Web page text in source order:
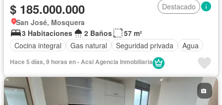
$ 185.000.000
Destacado
San José, Mosquera
3 Habitaciones
2 Baños
57 m²
Cocina integral
Gas natural Seguridad privada Agua
Hace 5 días, 9 horas en - Acsi Agencia Inmobiliaria